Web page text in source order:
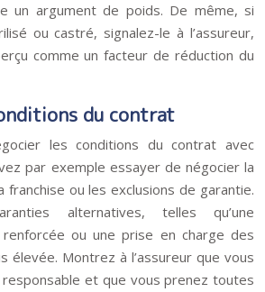
un argument de poids. De même, si
ou castré, signalez-le à l’assureur,
comme un facteur de réduction du
du contrat
les conditions du contrat avec
par exemple essayer de négocier la
franchise ou les exclusions de garantie.
alternatives, telles qu’une
ou une prise en charge des
élevée. Montrez à l’assureur que vous
et que vous prenez toutes